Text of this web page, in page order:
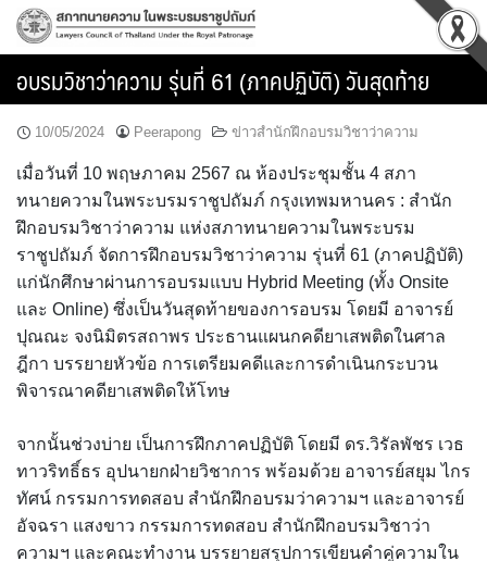
Skip
อบรมวิชาว่าความ รุ่นที่ 61 (ภาคปฏิบัติ) วันสุดท้าย
10/05/2024 Peerapong ข่าวสำนักฝึกอบรมวิชาว่าความ
เมื่อวันที่ 10 พฤษภาคม 2567 ณ ห้องประชุมชั้น 4 สภา
ทนายความในพระบรมราชูปถัมภ์ กรุงเทพมหานคร : สำนัก
ฝึกอบรมวิชาว่าความ แห่งสภาทนายความในพระบรม
ราชูปถัมภ์ จัดการฝึกอบรมวิชาว่าความ รุ่นที่ 61 (ภาคปฏิบัติ)
แก่นักศึกษาผ่านการอบรมแบบ Hybrid Meeting (ทั้ง Onsite
และ Online) ซึ่งเป็นวันสุดท้ายของการอบรม โดยมี อาจารย์
ปุณณะ จงนิมิตรสถาพร ประธานแผนกคดียาเสพติดในศาล
ฎีกา บรรยายหัวข้อ การเตรียมคดีและการดำเนินกระบวน
พิจารณาคดียาเสพติดให้โทษ
จากนั้นช่วงบ่าย เป็นการฝึกภาคปฏิบัติ โดยมี ดร.วิรัลพัชร เวธ
ทาวริทธิ์ธร อุปนายกฝ่ายวิชาการ พร้อมด้วย อาจารย์สยุม ไกร
ทัศน์ กรรมการทดสอบ สำนักฝึกอบรมว่าความฯ และอาจารย์
อัจฉรา แสงขาว กรรมการทดสอบ สำนักฝึกอบรมวิชาว่า
ความฯ และคณะทำงาน บรรยายสรุปการเขียนคำคู่ความใน